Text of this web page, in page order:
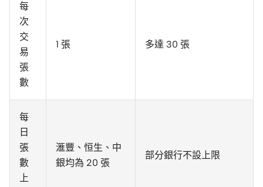
每
次
交
易
張
數
1 張 多達 30 張
每
日
張
數
上
滙豐、恒生、中
銀均為 20 張
部分銀行不設上限